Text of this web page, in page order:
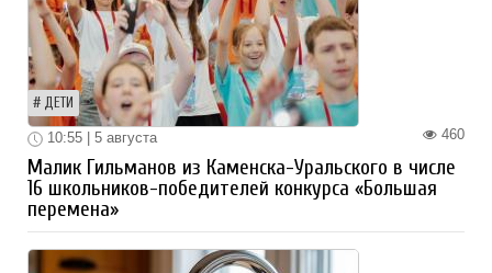
ДЕТИ
460
10:55 | 5 августа
Малик Гильманов из Каменска-Уральского в числе
16 школьников-победителей конкурса «Большая
перемена»